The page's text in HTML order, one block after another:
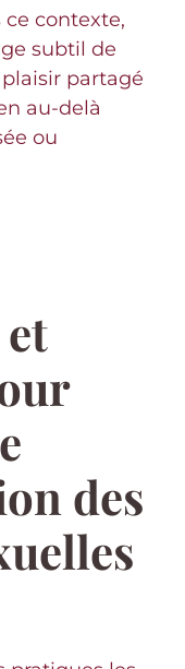
contexte,
subtil de
partagé
au-delà
ou
des